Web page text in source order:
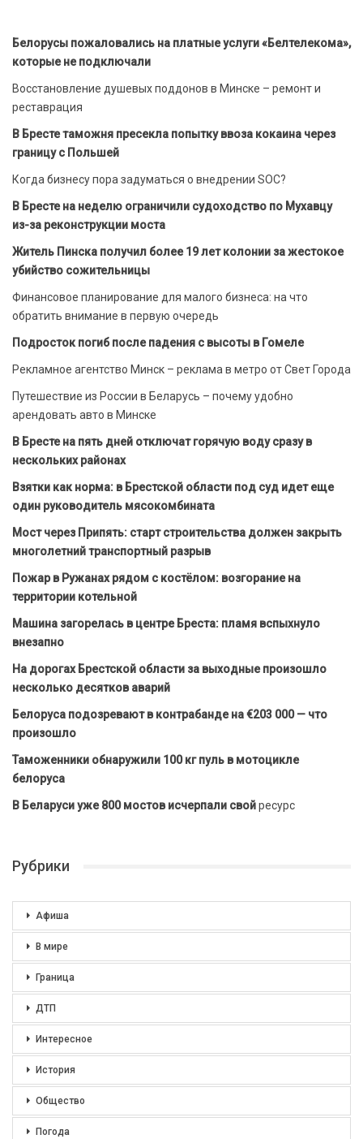
Белорусы пожаловались на платные услуги «Белтелекома»,
которые не подключали
Восстановление душевых поддонов в Минске – ремонт и
реставрация
В Бресте таможня пресекла попытку ввоза кокаина через
границу с Польшей
Когда бизнесу пора задуматься о внедрении SOC?
В Бресте на неделю ограничили судоходство по Мухавцу
из-за реконструкции моста
Житель Пинска получил более 19 лет колонии за жестокое
убийство сожительницы
Финансовое планирование для малого бизнеса: на что
обратить внимание в первую очередь
Подросток погиб после падения с высоты в Гомеле
Рекламное агентство Минск – реклама в метро от Свет Города
Путешествие из России в Беларусь – почему удобно
арендовать авто в Минске
В Бресте на пять дней отключат горячую воду сразу в
нескольких районах
Взятки как норма: в Брестской области под суд идет еще
один руководитель мясокомбината
Мост через Припять: старт строительства должен закрыть
многолетний транспортный разрыв
Пожар в Ружанах рядом с костёлом: возгорание на
территории котельной
Машина загорелась в центре Бреста: пламя вспыхнуло
внезапно
На дорогах Брестской области за выходные произошло
несколько десятков аварий
Белоруса подозревают в контрабанде на €203 000 — что
произошло
Таможенники обнаружили 100 кг пуль в мотоцикле
белоруса
В Беларуси уже 800 мостов исчерпали свойресурс
Рубрики
Афиша
В мире
Граница
ДТП
Интересное
История
Общество
Погода